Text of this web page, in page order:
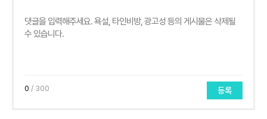
0 / 300 등록